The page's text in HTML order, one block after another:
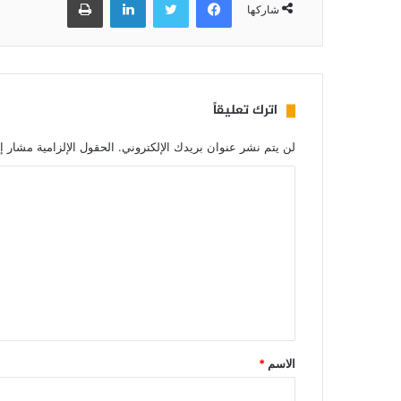
شاركها
اترك تعليقاً
لن يتم نشر عنوان بريدك الإلكتروني. الحقول الإلزامية مشار
الاسم *